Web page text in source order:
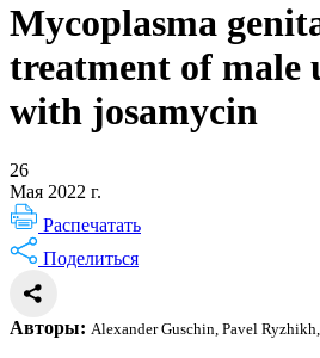
Mycoplasma
treatment of male
with josamycin
26
Мая 2022 г.
Распечатать
Поделиться
Авторы: Alexander Guschin, Pavel